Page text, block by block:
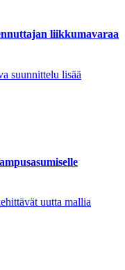
liikkumavaraa
suunnittelu lisää
uutta mallia